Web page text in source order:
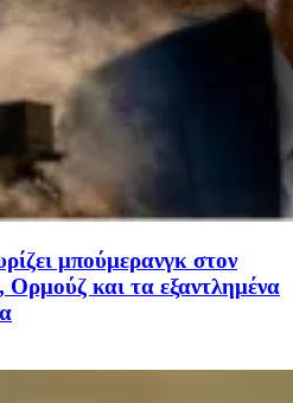
μπούμερανγκ στον
και τα εξαντλημένα